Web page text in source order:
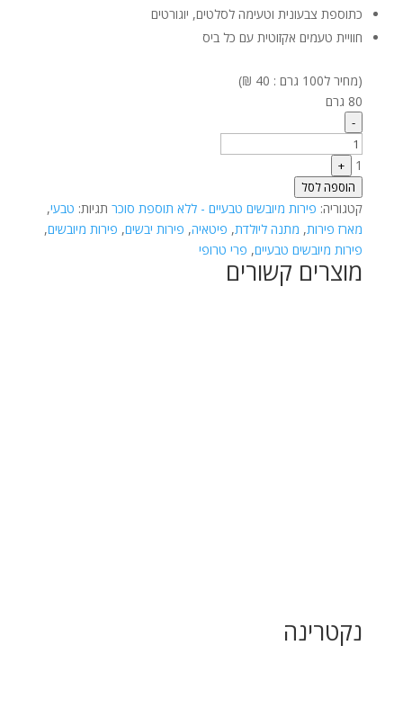
כתוספת צבעונית וטעימה לסלטים, יוגורטים
חוויית טעמים אקזוטית עם כל ביס
(מחיר ל100 גרם : 40 ₪)
80 גרם
Quantity-
1
+
הוספה לסל
קטגוריה: פירות מיובשים טבעיים - ללא תוספת סוכר תגיות: טבעי,
מארז פירות, מתנה ליולדת, פיטאיה, פירות יבשים, פירות מיובשים,
פירות מיובשים טבעיים, פרי טרופי
מוצרים קשורים
נקטרינה